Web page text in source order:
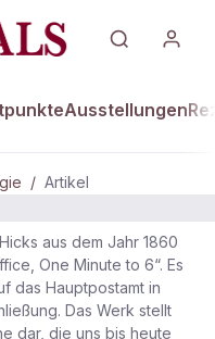
Ausstellungen
/ Artikel
Wandel
aus dem Jahr 1860
One Minute to 6“. Es
das Hauptpostamt in
Das Werk stellt
dar, die uns bis heute